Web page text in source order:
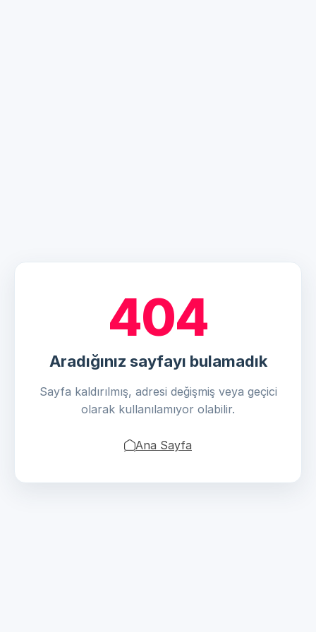
404
Aradığınız sayfayı bulamadık
Sayfa kaldırılmış, adresi değişmiş veya geçici
olarak kullanılamıyor olabilir.
Ana Sayfa